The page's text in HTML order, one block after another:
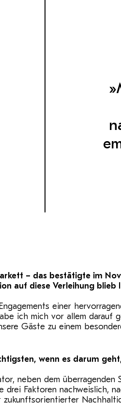
– das bestätigte im
auf diese Verleihung
einer
ich mich vor allem darauf
Gäste zu einem
wenn es darum
neben dem überragenden
Faktoren nachweislich,
zukunftsorientierter